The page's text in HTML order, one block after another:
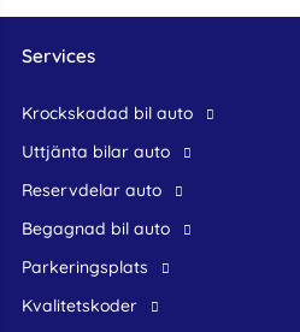
Services
krockskadad bil auto
Uttjänta bilar auto
reservdelar auto
begagnad bil auto
Parkeringsplats
Kvalitetskoder